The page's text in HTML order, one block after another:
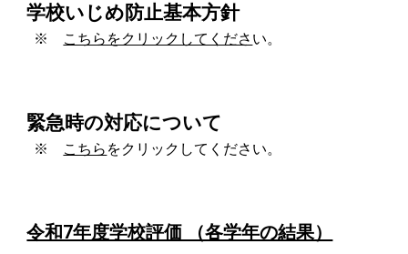
学校いじめ防止基本方針
※ こちらをクリックしてくださ い。
緊急時の対応について
※ こちら をクリックしてください。
令和7年度学校評価 （各学年の結果）